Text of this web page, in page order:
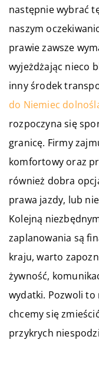
następnie wybrać
naszym
prawie zawsze
wyjeżdżając nieco
inny środek
do Niemiec
rozpoczyna się
granicę. Firmy
komfortowy oraz
również dobra
prawa jazdy, lub
Kolejną
zaplanowania są
kraju, warto
żywność,
wydatki. Pozwoli
chcemy się
przykrych